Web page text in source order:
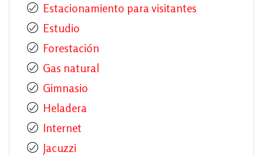
Estacionamiento para visitantes
Estudio
Forestación
Gas natural
Gimnasio
Heladera
Internet
Jacuzzi